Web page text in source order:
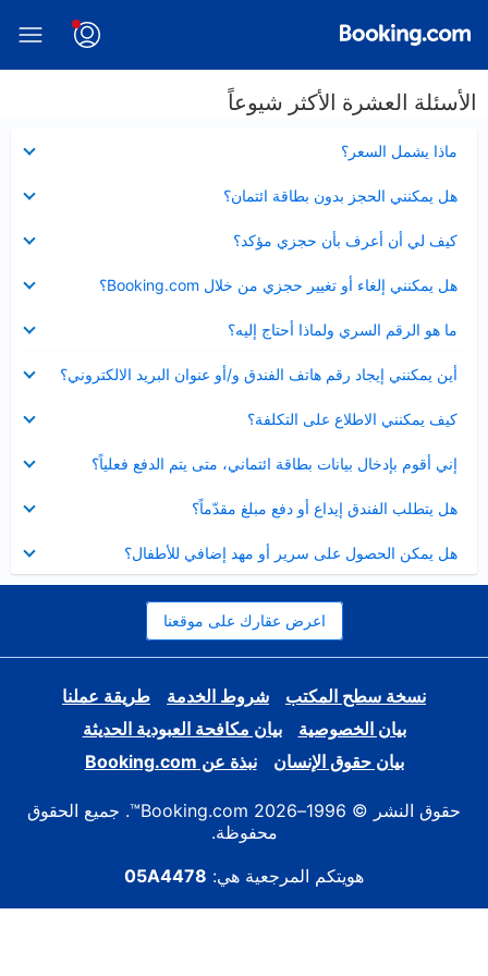
الأسئلة العشرة الأكثر شيوعاً
ماذا يشمل السعر؟
مصغر
هل يمكنني الحجز بدون بطاقة ائتمان؟
مصغر
كيف لي أن أعرف بأن حجزي مؤكد؟
مصغر
هل يمكنني إلغاء أو تغيير حجزي من خلال Booking.com؟
مصغر
ما هو الرقم السري ولماذا أحتاج إليه؟
مصغر
أين يمكنني إيجاد رقم هاتف الفندق و/أو عنوان البريد الالكتروني؟
عرض
مصغر
كيف يمكنني الاطلاع على التكلفة؟
مصغر
إني أقوم بإدخال بيانات بطاقة ائتماني، متى يتم الدفع فعلياً؟
مصغر
هل يتطلب الفندق إيداع أو دفع مبلغ مقدّماً؟
مصغر
هل يمكن الحصول على سرير أو مهد إضافي للأطفال؟
مصغر
اعرض عقارك على موقعنا
نسخة سطح المكتب شروط الخدمة
طريقة عملنا
بيان الخصوصية
بيان مكافحة العبودية الحديثة
بيان حقوق الإنسان
نبذة عن Booking.com
حقوق النشر © 1996–2026 Booking.com™. جميع الحقوق
محفوظة.
هويتكم المرجعية هي: 05A4478